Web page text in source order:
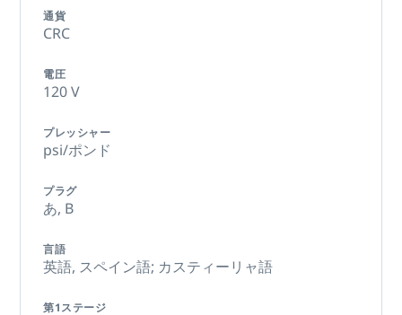
通貨
CRC
電圧
120 V
プレッシャー
psi/ポンド
プラグ
あ, B
言語
英語, スペイン語; カスティーリャ語
第1ステージ